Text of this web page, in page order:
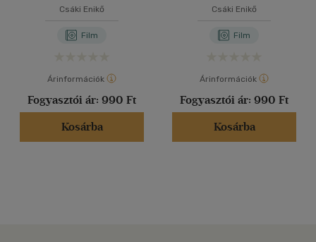
Csáki Enikő
Film
Árinformációk
Fogyasztói ár: 990 Ft
Kosárba
Csáki Enikő
Film
Árinformációk
Fogyasztói ár: 990 Ft
Kosárba